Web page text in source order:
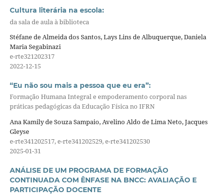
Cultura literária na escola:
da sala de aula à biblioteca
Stéfane de Almeida dos Santos, Lays Lins de Albuquerque, Daniela
Maria Segabinazi
e-rte321202317
2022-12-15
“Eu não sou mais a pessoa que eu era”:
Formação Humana Integral e empoderamento corporal nas
práticas pedagógicas da Educação Física no IFRN
Ana Kamily de Souza Sampaio, Avelino Aldo de Lima Neto, Jacques
Gleyse
e-rte341202517, e-rte341202529, e-rte341202530
2025-01-31
ANÁLISE DE UM PROGRAMA DE FORMAÇÃO
CONTINUADA COM ÊNFASE NA BNCC: AVALIAÇÃO E
PARTICIPAÇÃO DOCENTE